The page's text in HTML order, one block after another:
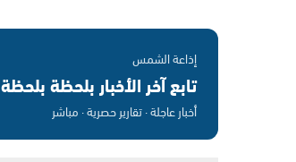
إذاعة الشمس
تابع آخر الأخبار بلحظة بلحظة
أخبار عاجلة · تقارير حصرية · مباشر